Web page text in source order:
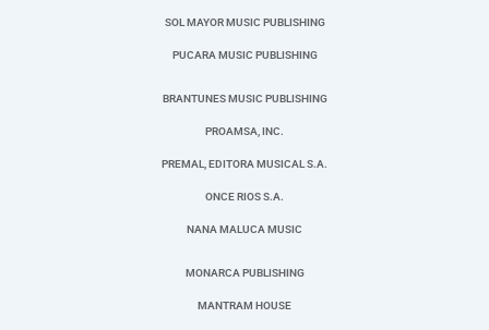
SOL MAYOR MUSIC PUBLISHING
PUCARA MUSIC PUBLISHING
BRANTUNES MUSIC PUBLISHING
PROAMSA, INC.
PREMAL, EDITORA MUSICAL S.A.
ONCE RIOS S.A.
NANA MALUCA MUSIC
MONARCA PUBLISHING
MANTRAM HOUSE